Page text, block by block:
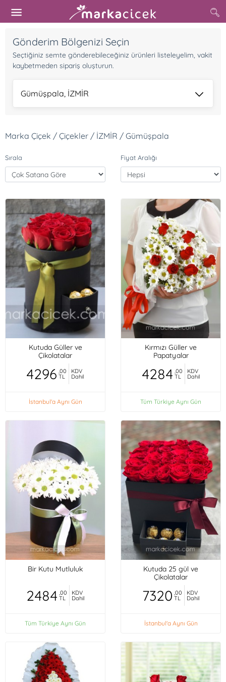
Gönderim Bölgenizi Seçin
Seçtiğiniz semte gönderebileceğiniz ürünleri listeleyelim, vakit
kaybetmeden sipariş oluşturun.
Gümüşpala, İZMİR
Marka Çiçek / Çiçekler / İZMİR / Gümüşpala
Sırala Fiyat Aralığı
Kutuda Güller ve
Çikolatalar
4296 ,00
TL
KDV
Dahil
İstanbul'a Aynı Gün
Kırmızı Güller ve
Papatyalar
4284 ,00
TL
KDV
Dahil
Tüm Türkiye Aynı Gün
Bir Kutu Mutluluk
2484 ,00
TL
KDV
Dahil
Tüm Türkiye Aynı Gün
Kutuda 25 gül ve
Çikolatalar
7320 ,00
TL
KDV
Dahil
İstanbul'a Aynı Gün